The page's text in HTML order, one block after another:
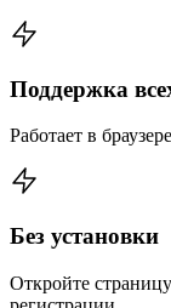
Поддержка
Работает в
Без установки
Откройте